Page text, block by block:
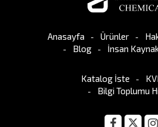
Anasayfa Ürünler
Blog
İnsan
Katalog İste
Bilgi Toplumu